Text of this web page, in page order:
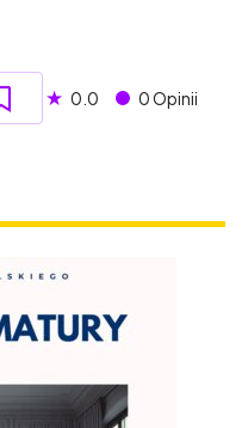
★ 0.0 0 Opinii